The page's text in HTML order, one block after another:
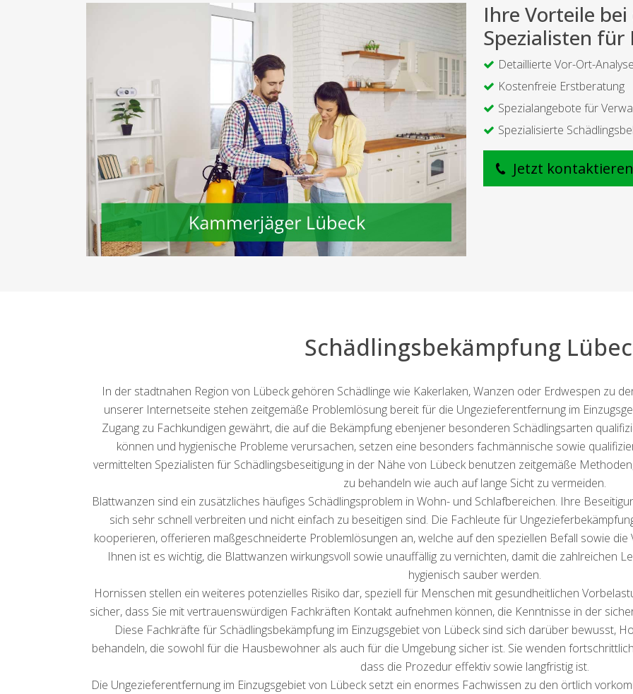
Ihre Vorteile
Spezialisten für
Detaillierte Vor-Ort-Analyse
Kostenfreie Erstberatung
Spezialangebote für
Spezialisierte
Jetzt kontaktieren
Schädlingsbekämpfung
In der stadtnahen Region von Lübeck gehören Schädlinge wie Kakerlaken, Wanzen oder Erdwespen zu
unserer Internetseite stehen zeitgemäße Problemlösung bereit für die Ungezieferentfernung im
Zugang zu Fachkundigen gewährt, die auf die Bekämpfung ebenjener besonderen Schädlingsarten
können und hygienische Probleme verursachen, setzen eine besonders fachmännische sowie
vermittelten Spezialisten für Schädlingsbeseitigung in der Nähe von Lübeck benutzen zeitgemäße
zu behandeln wie auch auf lange Sicht zu vermeiden.
Blattwanzen sind ein zusätzliches häufiges Schädlingsproblem in Wohn- und Schlafbereichen. Ihre
sich sehr schnell verbreiten und nicht einfach zu beseitigen sind. Die Fachleute für
kooperieren, offerieren maßgeschneiderte Problemlösungen an, welche auf den speziellen Befall sowie
Ihnen ist es wichtig, die Blattwanzen wirkungsvoll sowie unauffällig zu vernichten, damit die zahlreichen
hygienisch sauber werden.
Hornissen stellen ein weiteres potenzielles Risiko dar, speziell für Menschen mit gesundheitlichen
sicher, dass Sie mit vertrauenswürdigen Fachkräften Kontakt aufnehmen können, die Kenntnisse in der
Diese Fachkräfte für Schädlingsbekämpfung im Einzugsgebiet von Lübeck sind sich darüber bewusst,
behandeln, die sowohl für die Hausbewohner als auch für die Umgebung sicher ist. Sie wenden
dass die Prozedur effektiv sowie langfristig ist.
Die Ungezieferentfernung im Einzugsgebiet von Lübeck setzt ein enormes Fachwissen zu den örtlich